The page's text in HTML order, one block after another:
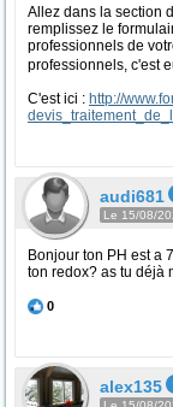
Allez dans la section
remplissez le
professionnels de
professionnels, c'est
C'est ici : http://
audi681
Le 15/08/
Bonjour ton PH est a
ton redox? as tu déjà
0
alex135